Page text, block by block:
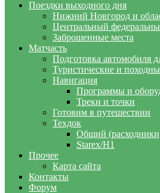
Поездки выходного дня
Нижний Новгород и
Центральный
Заброшенные места
Матчасть
Подготовка автомобиля
Туристические и
Навигация
Программы и
Треки и точки
Готовим в путешествии
Техдок
Общий
Starex/H1
Прочее
Карта сайта
Контакты
Форум